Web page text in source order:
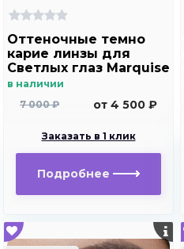
Оттеночные темно
карие линзы для
Светлых глаз Marquise
Solo brown с
карие ) /Плюсовые
дальнозоркости и
близорукости
в наличии
7 000 ₽
от 4 500 ₽
Заказать в 1 клик
Подробнее